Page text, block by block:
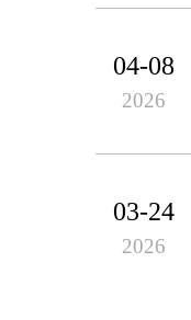
04-08
2026
03-24
2026